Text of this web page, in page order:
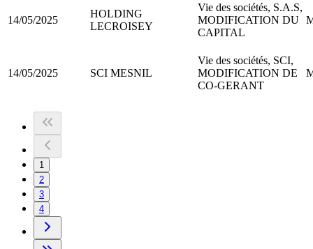
14/05/2025
HOLDING
LECROISEY
Vie des sociétés, S.A.S,
MODIFICATION DU
CAPITAL
14/05/2025 SCI MESNIL
Vie des sociétés, SCI,
MODIFICATION DE
CO-GERANT
1
2
3
4